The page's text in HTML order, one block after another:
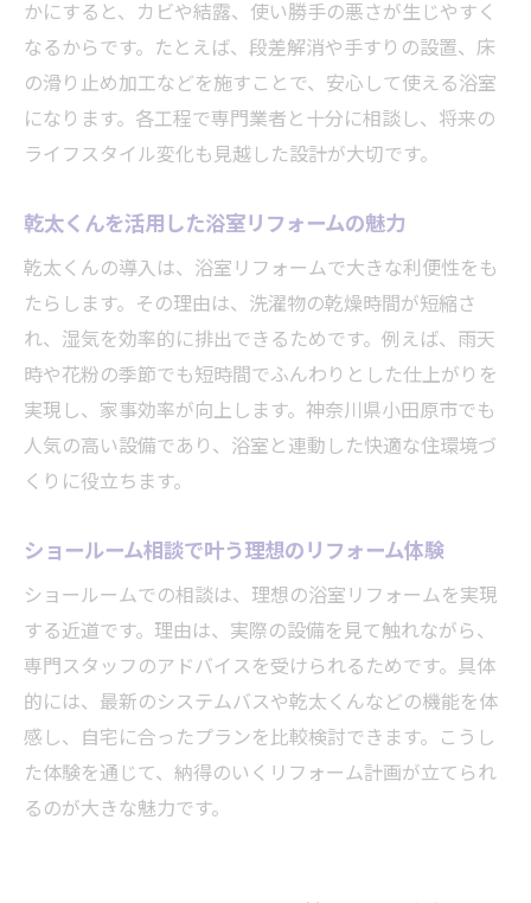
リフォーム時の設備比較と選定ポイントを
紹介
の魅力
暮らしを豊かにするリフォーム成功の秘訣
リフォーム計画で大切なヒアリングと提案
力
信頼できる業者選びのチェックポイント解
説
事例から学ぶリフォーム成功のための工夫
費用と工期を賢く抑えるリフォームのコツ
イス
リフォーム後を見据えたアフターケアの重
要性
補助金活用で賢く浴室リフォームを進める
浴室リフォームで使える最新の補助制度を
かにすると、カビや結露、使い勝手の悪さが生じやすく
なるからです。たとえば、段差解消や手すりの設置、床
の滑り止め加工などを施すことで、安心して使える浴室
になります。各工程で専門業者と十分に相談し、将来の
ライフスタイル変化も見越した設計が大切です。
乾太くんを活用した浴室リフォームの魅力
乾太くんの導入は、浴室リフォームで大きな利便性をも
たらします。その理由は、洗濯物の乾燥時間が短縮さ
れ、湿気を効率的に排出できるためです。例えば、雨天
時や花粉の季節でも短時間でふんわりとした仕上がりを
実現し、家事効率が向上します。神奈川県小田原市でも
人気の高い設備であり、浴室と連動した快適な住環境づ
くりに役立ちます。
ショールーム相談で叶う理想のリフォーム体験
ショールームでの相談は、理想の浴室リフォームを実現
する近道です。理由は、実際の設備を見て触れながら、
専門スタッフのアドバイスを受けられるためです。具体
的には、最新のシステムバスや乾太くんなどの機能を体
感し、自宅に合ったプランを比較検討できます。こうし
た体験を通じて、納得のいくリフォーム計画が立てられ
るのが大きな魅力です。